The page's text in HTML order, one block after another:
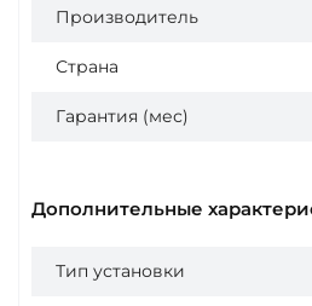
Производитель
Страна
Гарантия (мес)
Дополнительные
Тип установки